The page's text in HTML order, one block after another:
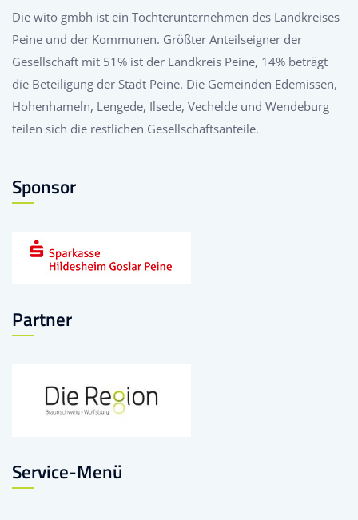
Die wito gmbh ist ein Tochterunternehmen des Landkreises
Peine und der Kommunen. Größter Anteilseigner der
Gesellschaft mit 51% ist der Landkreis Peine, 14% beträgt
die Beteiligung der Stadt Peine. Die Gemeinden Edemissen,
Hohenhameln, Lengede, Ilsede, Vechelde und Wendeburg
teilen sich die restlichen Gesellschaftsanteile.
Sponsor
Partner
Service-Menü